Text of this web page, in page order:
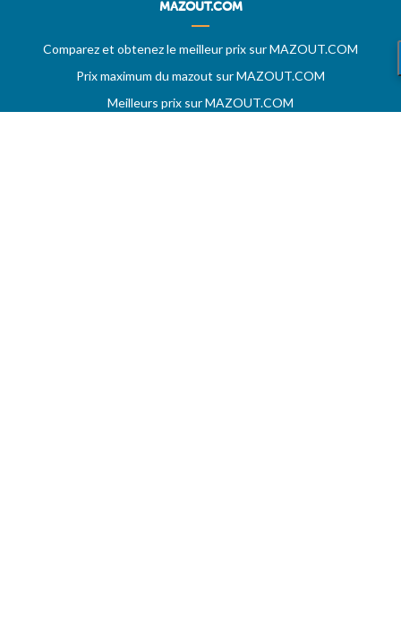
MAZOUT.COM
Comparez et obtenez le meilleur prix sur MAZOUT.COM
Prix maximum du mazout sur MAZOUT.COM
Meilleurs prix sur MAZOUT.COM